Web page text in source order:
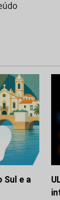
Sul e a